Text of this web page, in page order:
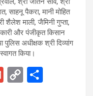
साहनू पैकरा, मानी मोहित
माली, जैमिनी गुप्ता,
और पंजीकृत किसान
अधीक्षक श्री दिव्यांग
किया।
G
C